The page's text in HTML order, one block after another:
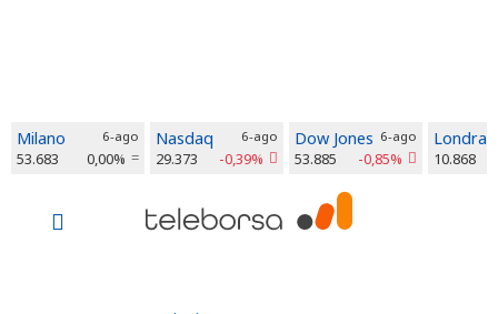
Milano 6-ago
53.683 0,00%
Nasdaq 6-ago
29.373 -0,39%
Dow Jones 6-ago
53.885 -0,85%
Londra
10.868